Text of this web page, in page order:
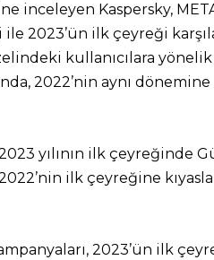
inceleyen Kaspersky,
2023’ün ilk çeyreği
kullanıcılara
2022’nin aynı
yılının ilk çeyreğinde
ilk çeyreğine
2023’ün ilk